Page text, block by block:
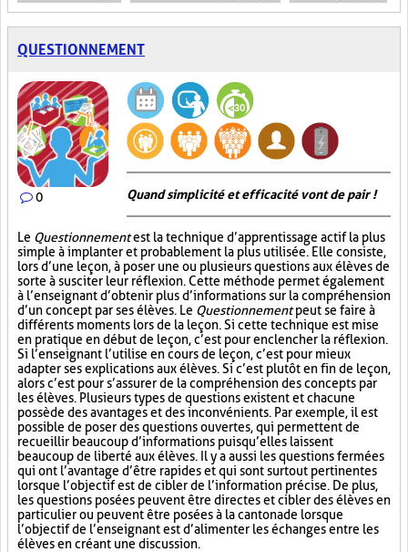
QUESTIONNEMENT
0 Quand simplicité et efficacité vont de pair !
Le Questionnementest la technique d’apprentissage actif la plus
simple à implanter et probablement la plus utilisée. Elle consiste,
lors d’une leçon, à poser une ou plusieurs questions aux élèves de
sorte à susciter leur réflexion. Cette méthode permet également
à l’enseignant d’obtenir plus d’informations sur la compréhension
d’un concept par ses élèves. Le Questionnementpeut se faire à
différents moments lors de la leçon. Si cette technique est mise
en pratique en début de leçon, c’est pour enclencher la réflexion.
Si l’enseignant l’utilise en cours de leçon, c’est pour mieux
adapter ses explications aux élèves. Si c’est plutôt en fin de leçon,
alors c’est pour s’assurer de la compréhension des concepts par
les élèves. Plusieurs types de questions existent et chacune
possède des avantages et des inconvénients. Par exemple, il est
possible de poser des questions ouvertes, qui permettent de
recueillir beaucoup d’informations puisqu’elles laissent
beaucoup de liberté aux élèves. Il y a aussi les questions fermées
qui ont l’avantage d’être rapides et qui sont surtout pertinentes
lorsque l’objectif est de cibler de l’information précise. De plus,
les questions posées peuvent être directes et cibler des élèves en
particulier ou peuvent être posées à la cantonade lorsque
l’objectif de l’enseignant est d’alimenter les échanges entre les
élèves en créant une discussion.